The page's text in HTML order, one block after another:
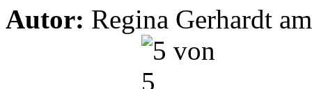
Autor: Regina Gerhardt